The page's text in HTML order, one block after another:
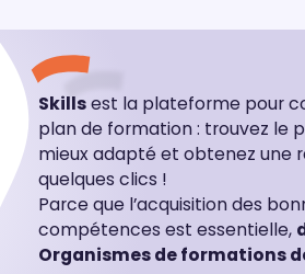
Skillsest la plateforme pour
plan de formation : trouvez le
mieux adapté et obtenez une
quelques clics !
Parce que l’acquisition des
compétences est essentielle,
Organismes de formations